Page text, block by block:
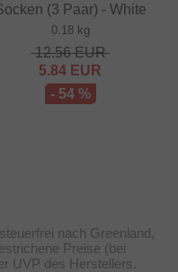
(3 Paar) - White
0.18 kg
12.56EUR
5.84 EUR
- 54 %
nach Greenland,
Preise (bei
UVP des Herstellers.